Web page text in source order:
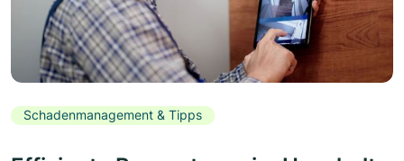
Schadenmanagement & Tipps